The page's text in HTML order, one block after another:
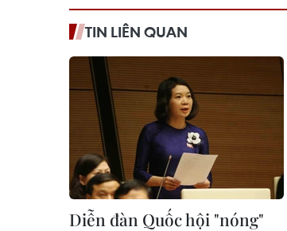
TIN LIÊN QUAN
Diễn đàn Quốc hội "nóng"